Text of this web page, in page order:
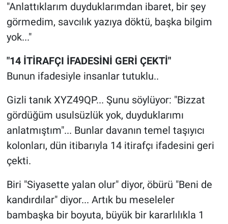
"Anlattıklarım duyduklarımdan ibaret, bir şey
görmedim, savcılık yazıya döktü, başka bilgim
yok..."
"14 İTİRAFÇI İFADESİNİ GERİ ÇEKTİ"
Bunun ifadesiyle insanlar tutuklu..
Gizli tanık XYZ49QP... Şunu söylüyor: "Bizzat
gördüğüm usulsüzlük yok, duyduklarımı
anlatmıştım"... Bunlar davanın temel taşıyıcı
kolonları, dün itibarıyla 14 itirafçı ifadesini geri
çekti.
Biri "Siyasette yalan olur" diyor, öbürü "Beni de
kandırdılar" diyor... Artık bu meseleler
bambaşka bir boyuta, büyük bir kararlılıkla 1